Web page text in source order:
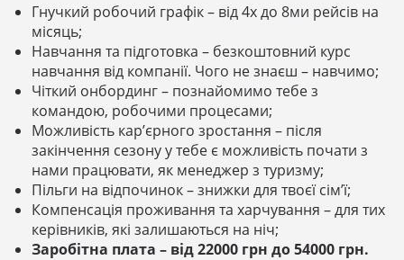
Гнучкий робочий графік – від 4х до 8ми рейсів на
місяць;
Навчання та підготовка – безкоштовний курс
навчання від компанії. Чого не знаєш – навчимо;
Чіткий онбординг – познайомимо тебе з
командою, робочими процесами;
Можливість кар’єрного зростання – після
закінчення сезону у тебе є можливість почати з
нами працювати, як менеджер з туризму;
Пільги на відпочинок – знижки для твоєї сім’ї;
Компенсація проживання та харчування – для тих
керівників, які залишаються на ніч;
Заробітна плата – від 22000 грн до 54000 грн.